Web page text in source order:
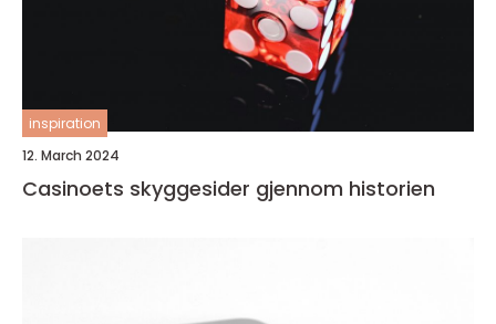
inspiration
12. March 2024
Casinoets skyggesider gjennom historien